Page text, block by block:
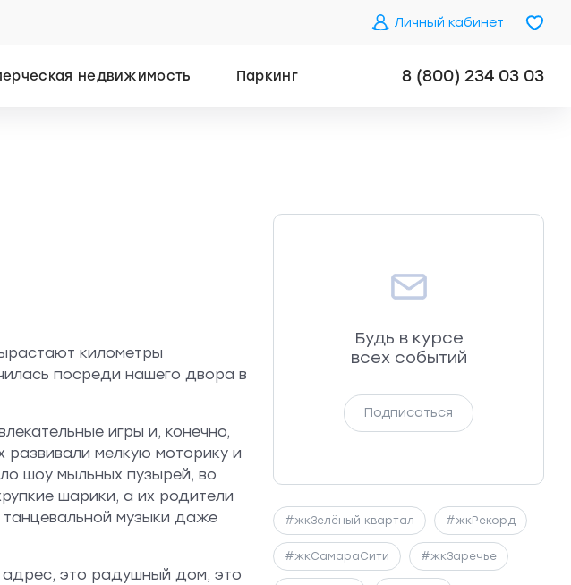
Личный кабинет
недвижимость Паркинг 8 (800) 234 03 03
километры
посреди нашего двора в
игры и, конечно,
развивали мелкую моторику и
шоу мыльных пузырей, во
шарики, а их родители
музыки даже
адрес, это радушный дом, это
Будь в курсе
всех событий
Подписаться
#жкЗелёный квартал #жкРекорд
#жкСамараСити #жкЗаречье